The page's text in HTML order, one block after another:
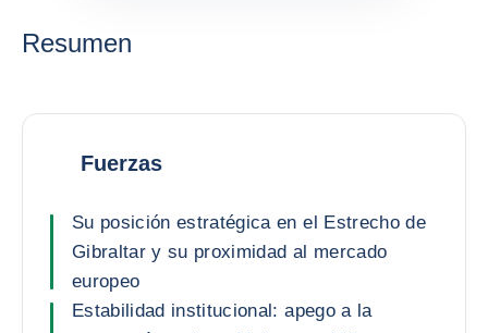
Resumen
Fuerzas
Su posición estratégica en el Estrecho de
Gibraltar y su proximidad al mercado
europeo
Estabilidad institucional: apego a la